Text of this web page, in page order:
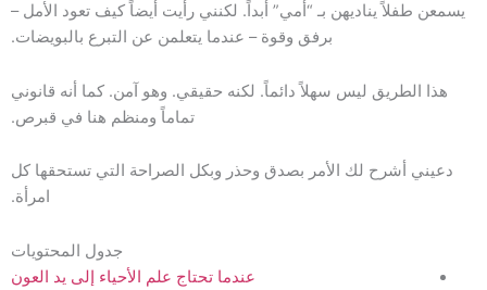
يسمعن طفلاً يناديهن بـ “أمي” أبداً. لكنني رأيت أيضاً كيف تعود الأمل –
برفق وقوة – عندما يتعلمن عن التبرع بالبويضات.
هذا الطريق ليس سهلاً دائماً. لكنه حقيقي. وهو آمن. كما أنه قانوني
تماماً ومنظم هنا في قبرص.
دعيني أشرح لك الأمر بصدق وحذر وبكل الصراحة التي تستحقها كل
امرأة.
جدول المحتويات
عندما تحتاج علم الأحياء إلى يد العون